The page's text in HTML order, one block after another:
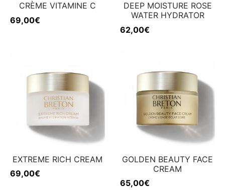
CRÈME VITAMINE C
69,00€
DEEP MOISTURE ROSE
WATER HYDRATOR
62,00€
EXTREME RICH CREAM
69,00€
GOLDEN BEAUTY FACE
CREAM
65,00€